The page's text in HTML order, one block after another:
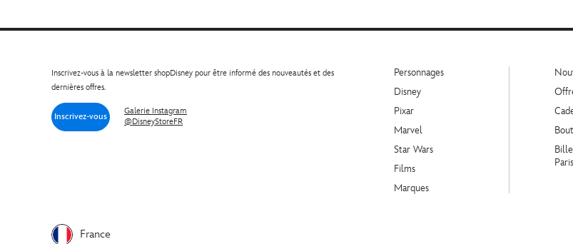
Inscrivez-vous à la newsletter shopDisney pour être informé des nouveautés et des
dernières offres.
Inscrivez-vous
Galerie Instagram
@DisneyStoreFR
France
Personnages
Disney
Pixar
Marvel
Star Wars
Films
Marques
Paris